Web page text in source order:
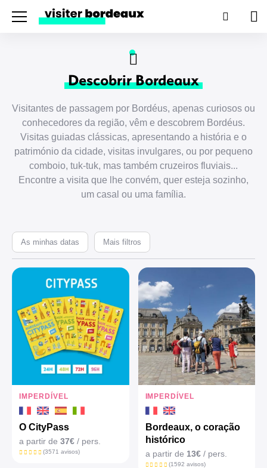
Menu
Descobrir Bordeaux
Visitantes de passagem por Bordéus, apenas curiosos ou
conhecedores da região, vêm e descobrem Bordéus.
Visitas guiadas clássicas, apresentando a história e o
património da cidade, visitas invulgares, ou por pequeno
comboio, tuk-tuk, mas também cruzeiros fluviais...
Encontre a visita que lhe convém, quer esteja sozinho,
um casal ou uma família.
As minhas datas Mais filtros
IMPERDÍVEL
O CityPass
a partir de 37€ / pers.
(3571 avisos)
IMPERDÍVEL
Bordeaux, o coração
histórico
a partir de 13€/ pers.
(1592 avisos)